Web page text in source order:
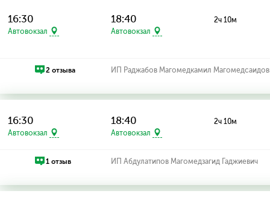
16:30
Автовокзал
18:40
Автовокзал
2ч 10м
2 отзыва ИП Раджабов Магомедкамил
16:30
Автовокзал
18:40
Автовокзал
2ч 10м
1 отзыв ИП Абдулатипов Магомедзагид Гаджиевич